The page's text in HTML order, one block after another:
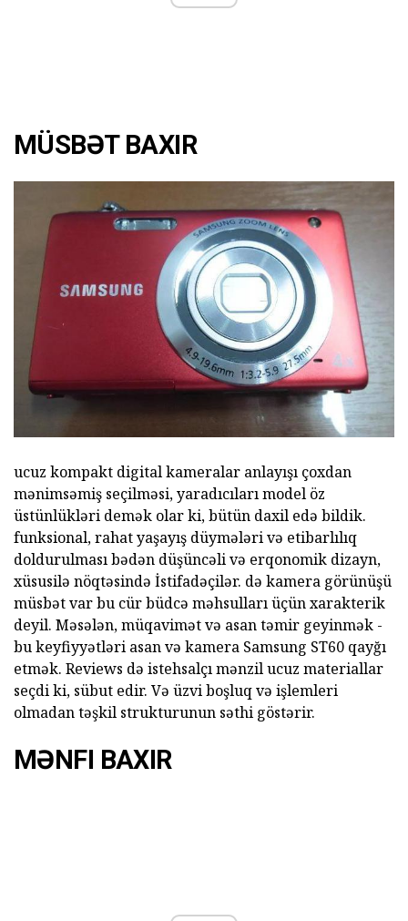
MÜSBƏT BAXIR
ucuz kompakt digital kameralar anlayışı çoxdan
mənimsəmiş seçilməsi, yaradıcıları model öz
üstünlükləri demək olar ki, bütün daxil edə bildik.
funksional, rahat yaşayış düymələri və etibarlılıq
doldurulması bədən düşüncəli və erqonomik dizayn,
xüsusilə nöqtəsində İstifadəçilər. də kamera görünüşü
müsbət var bu cür büdcə məhsulları üçün xarakterik
deyil. Məsələn, müqavimət və asan təmir geyinmək -
bu keyfiyyətləri asan və kamera Samsung ST60 qayğı
etmək. Reviews də istehsalçı mənzil ucuz materiallar
seçdi ki, sübut edir. Və üzvi boşluq və işlemleri
olmadan təşkil strukturunun səthi göstərir.
MƏNFI BAXIR